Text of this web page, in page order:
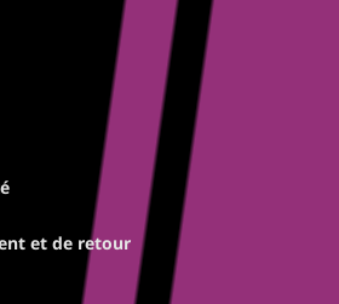
et de retour